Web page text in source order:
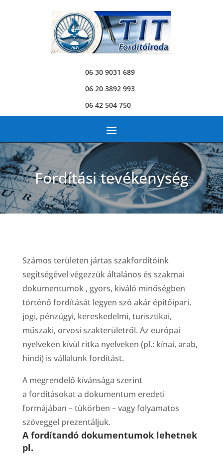
06 30 9031 689
06 20 3892 993
06 42 504 750
Fordítási tevékenység
Számos területen jártas szakfordítóink
segítségével végezzük általános és szakmai
dokumentumok , gyors, kiváló minőségben
történő fordítását legyen szó akár építőipari,
jogi, pénzügyi, kereskedelmi, turisztikai,
műszaki, orvosi szakterületről. Az európai
nyelveken kívül ritka nyelveken (pl.: kínai, arab,
hindi) is vállalunk fordítást.
A megrendelő kívánsága szerint
a fordításokat a dokumentum eredeti
formájában – tükörben – vagy folyamatos
szöveggel prezentáljuk.
A fordítandó dokumentumok lehetnek
pl.